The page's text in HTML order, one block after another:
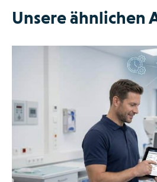
Unsere ähnlichen